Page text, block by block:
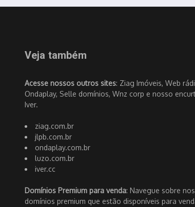
Veja também
Acesse nossos outros sites: Ziag Imóveis, Web
Ondaplay, Selle domínios, Wnz corp e nosso
Iver.
ziag.com.br
jlpb.com.br
ondaplay.com.br
luzo.com.br
iver.cc
Domínios Premium para venda: Navegue sobre
domínios premium que estão disponíveis para